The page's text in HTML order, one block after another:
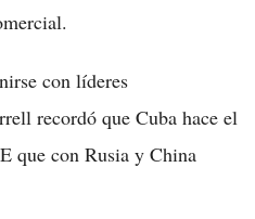
con líderes
recordó que Cuba hace el
que con Rusia y China